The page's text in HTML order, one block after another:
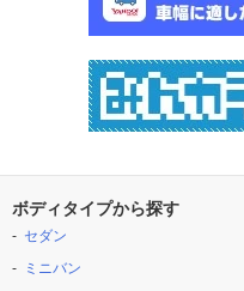
ボディタイプから探す
セダン
ミニバン